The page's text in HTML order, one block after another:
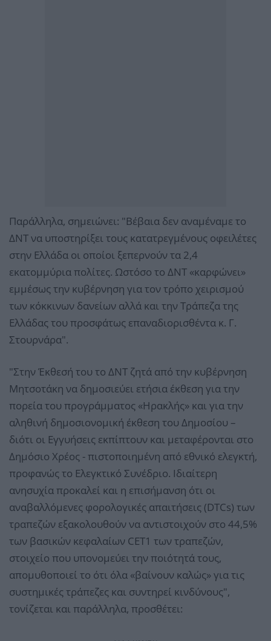
Παράλληλα, σημειώνει: "Βέβαια δεν αναμέναμε το
ΔΝΤ να υποστηρίξει τους κατατρεγμένους οφειλέτες
στην Ελλάδα οι οποίοι ξεπερνούν τα 2,4
εκατομμύρια πολίτες. Ωστόσο το ΔΝΤ «καρφώνει»
εμμέσως την κυβέρνηση για τον τρόπο χειρισμού
των κόκκινων δανείων αλλά και την Τράπεζα της
Ελλάδας του προσφάτως επαναδιορισθέντα κ. Γ.
Στουρνάρα".
"Στην Έκθεσή του το ΔΝΤ ζητά από την κυβέρνηση
Μητσοτάκη να δημοσιεύει ετήσια έκθεση για την
πορεία του προγράμματος «Ηρακλής» και για την
αληθινή δημοσιονομική έκθεση του Δημοσίου –
διότι οι Εγγυήσεις εκπίπτουν και μεταφέρονται στο
Δημόσιο Χρέος - πιστοποιημένη από εθνικό ελεγκτή,
προφανώς το Ελεγκτικό Συνέδριο. Ιδιαίτερη
ανησυχία προκαλεί και η επισήμανση ότι οι
αναβαλλόμενες φορολογικές απαιτήσεις (DTCs) των
τραπεζών εξακολουθούν να αντιστοιχούν στο 44,5%
των βασικών κεφαλαίων CET1 των τραπεζών,
στοιχείο που υπονομεύει την ποιότητά τους,
απομυθοποιεί το ότι όλα «βαίνουν καλώς» για τις
συστημικές τράπεζες και συντηρεί κινδύνους",
τονίζεται και παράλληλα, προσθέτει: